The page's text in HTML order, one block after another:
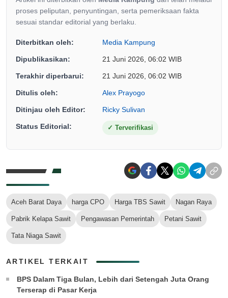
proses peliputan, penyuntingan, serta pemeriksaan fakta
sesuai standar editorial yang berlaku.
Diterbitkan oleh: Media Kampung
Dipublikasikan: 21 Juni 2026, 06:02 WIB
Terakhir diperbarui: 21 Juni 2026, 06:02 WIB
Ditulis oleh: Alex Prayogo
Ditinjau oleh Editor: Ricky Sulivan
Status Editorial: ✓ Terverifikasi
Aceh Barat Daya harga CPO Harga TBS Sawit Nagan Raya
Pabrik Kelapa Sawit Pengawasan Pemerintah Petani Sawit
Tata Niaga Sawit
ARTIKEL TERKAIT
BPS Dalam Tiga Bulan, Lebih dari Setengah Juta Orang
Terserap di Pasar Kerja